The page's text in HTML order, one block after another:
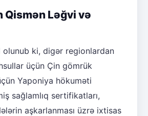
Qismən Ləğvi və
olunub ki, digər regionlardan
üçün Çin gömrük
Yaponiya hökuməti
sağlamlıq sertifikatları,
aşkarlanması üzrə ixtisas